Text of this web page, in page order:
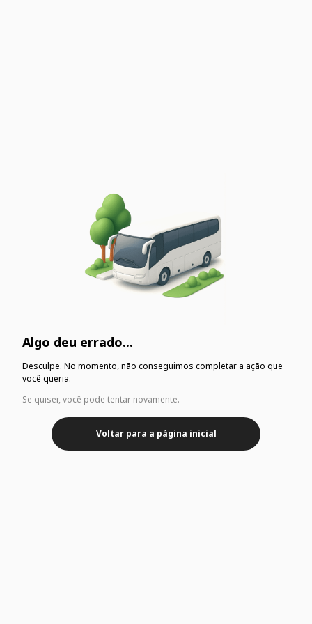
Algo deu errado...
Desculpe. No momento, não conseguimos completar a ação que
você queria.
Se quiser, você pode tentar novamente.
Voltar para a página inicial